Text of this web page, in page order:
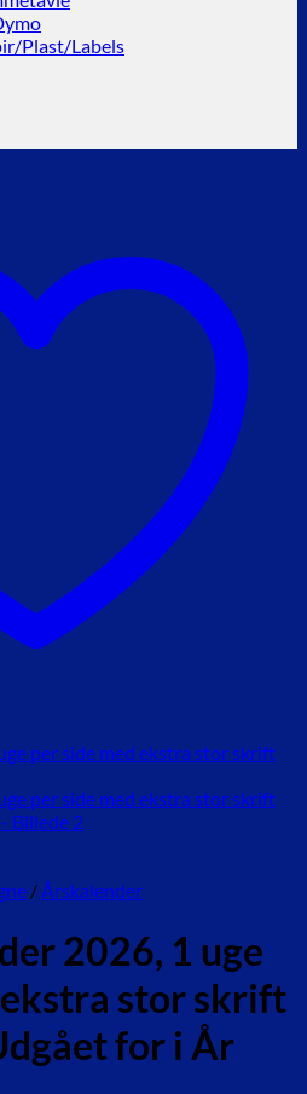
Plast/Labels
/Årskalender
2026, 1 uge
stor skrift
for i År